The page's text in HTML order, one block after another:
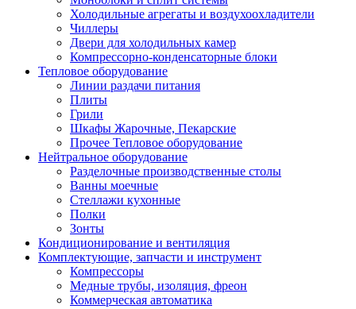
Холодильные агрегаты и воздухоохладители
Чиллеры
Двери для холодильных камер
Компрессорно-конденсаторные блоки
Тепловое оборудование
Линии раздачи питания
Плиты
Грили
Шкафы Жарочные, Пекарские
Прочее Тепловое оборудование
Нейтральное оборудование
Разделочные производственные столы
Ванны моечные
Стеллажи кухонные
Полки
Зонты
Кондиционирование и вентиляция
Комплектующие, запчасти и инструмент
Компрессоры
Медные трубы, изоляция, фреон
Коммерческая автоматика